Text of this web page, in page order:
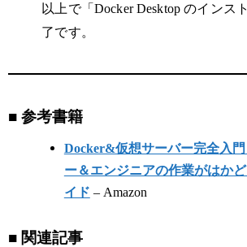
以上で「Docker Desktop のインス
了です。
■ 参考書籍
Docker&仮想サーバー完全入
ー＆エンジニアの作業がはか
イド – Amazon
■ 関連記事